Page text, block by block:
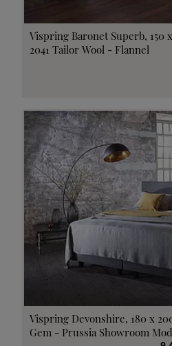
Vispring Baronet Superb, 150
2041 Tailor Wool - Flannel
Vispring Devonshire, 180 x
Gem - Prussia Showroom